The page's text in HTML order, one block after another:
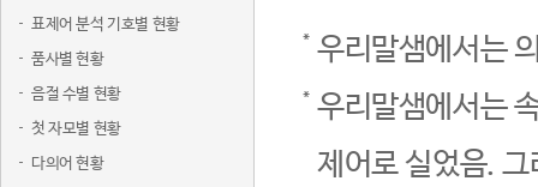
표제어 분석 기호별 현황
품사별 현황
음절 수별 현황
첫 자모별 현황
다의어 현황
우리말샘에서는
우리말샘에서는
제어로 실었음.